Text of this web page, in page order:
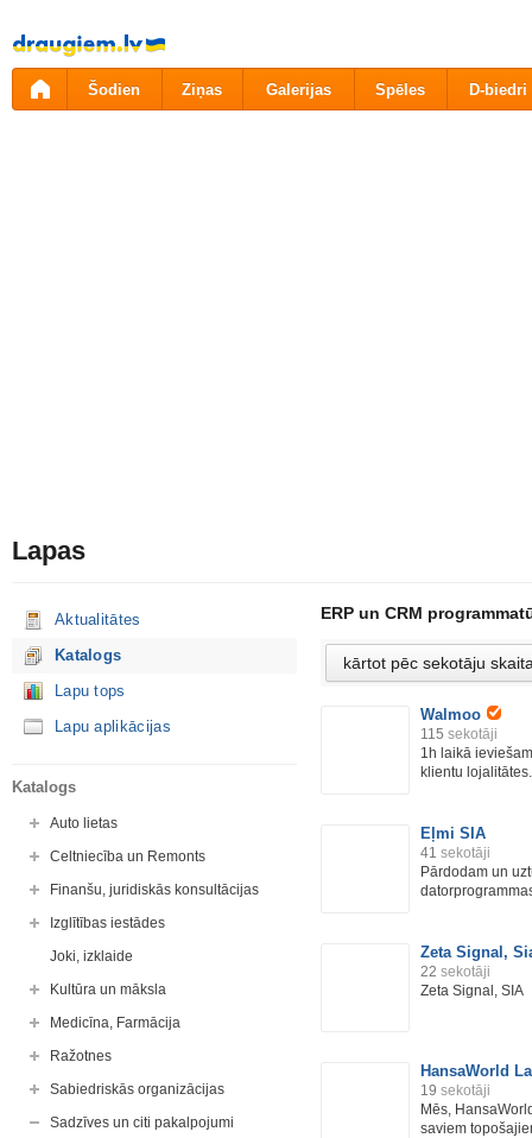
Pāriet
uz
saturu
Šodien Ziņas Galerijas Spēles D-biedri
Lapas
Aktualitātes
Katalogs
Lapu tops
Lapu aplikācijas
Katalogs
Auto lietas
Celtniecība un Remonts
Finanšu, juridiskās konsultācijas
Izglītības iestādes
Joki, izklaide
Kultūra un māksla
Medicīna, Farmācija
Ražotnes
Sabiedriskās organizācijas
Sadzīves un citi pakalpojumi
ERP un CRM
Walmoo
115 sekotāji
1h laikā
klientu
Eļmi SIA
41 sekotāji
Pārdodam un
Zeta Signal,
22 sekotāji
Zeta Signal, SIA
HansaWorld
19 sekotāji
Mēs,
saviem